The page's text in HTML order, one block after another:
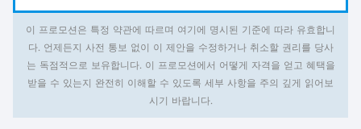
이 프로모션은 특정 약관에 따르며 여기에 명시된 기준에 따라 유효합니
다. 언제든지 사전 통보 없이 이 제안을 수정하거나 취소할 권리를 당사
는 독점적으로 보유합니다. 이 프로모션에서 어떻게 자격을 얻고 혜택을
받을 수 있는지 완전히 이해할 수 있도록 세부 사항을 주의 깊게 읽어보
시기 바랍니다.